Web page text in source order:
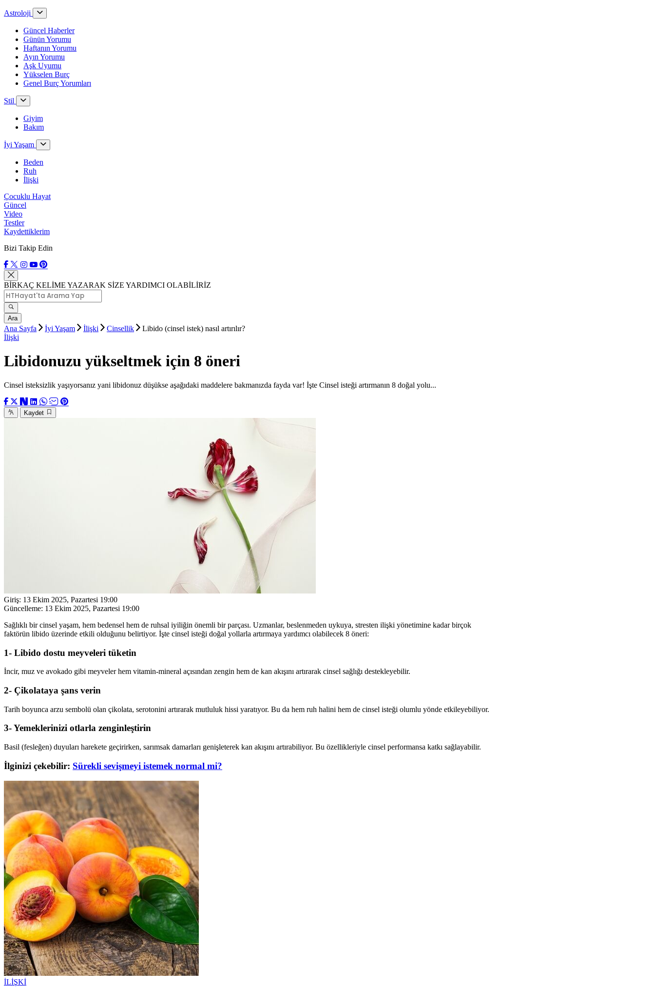
Astroloji
Güncel Haberler
Günün Yorumu
Haftanın Yorumu
Ayın Yorumu
Aşk Uyumu
Yükselen Burç
Genel Burç Yorumları
Stil
Giyim
Bakım
İyi Yaşam
Beden
Ruh
İlişki
Çocuklu Hayat
Güncel
Video
Testler
Kaydettiklerim
Bizi Takip Edin
BİRKAÇ KELİME YAZARAK SİZE YARDIMCI OLABİLİRİZ
Ara
Ana Sayfa İyi Yaşam İlişki Cinsellik
Libido (cinsel istek) nasıl artırılır?
İlişki
Libidonuzu yükseltmek için 8 öneri
Cinsel isteksizlik yaşıyorsanız yani libidonuz düşükse aşağıdaki maddelere bakmanızda fayda var! İşte Cinsel isteği artırmanın 8 doğal yolu...
Kaydet
Giriş: 13 Ekim 2025, Pazartesi 19:00
Güncelleme: 13 Ekim 2025, Pazartesi 19:00
Sağlıklı bir cinsel yaşam, hem bedensel hem de ruhsal iyiliğin önemli bir parçası. Uzmanlar, beslenmeden uykuya, stresten ilişki yönetimine kadar birçok
faktörün libido üzerinde etkili olduğunu belirtiyor. İşte cinsel isteği doğal yollarla artırmaya yardımcı olabilecek 8 öneri:
1- Libido dostu meyveleri tüketin
İncir, muz ve avokado gibi meyveler hem vitamin-mineral açısından zengin hem de kan akışını artırarak cinsel sağlığı destekleyebilir.
2- Çikolataya şans verin
Tarih boyunca arzu sembolü olan çikolata, serotonini artırarak mutluluk hissi yaratıyor. Bu da hem ruh halini hem de cinsel isteği olumlu yönde etkileyebiliyor.
3- Yemeklerinizi otlarla zenginleştirin
Basil (fesleğen) duyuları harekete geçirirken, sarımsak damarları genişleterek kan akışını artırabiliyor. Bu özellikleriyle cinsel performansa katkı sağlayabilir.
İlginizi çekebilir: Sürekli sevişmeyi istemek normal mi?
İLİŞKİ